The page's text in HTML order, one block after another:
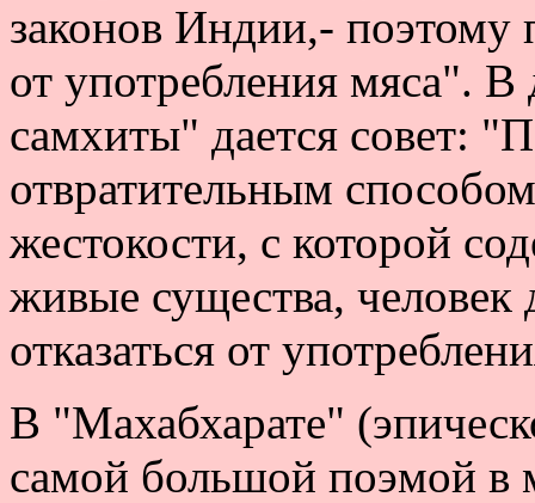
законов Индии,- поэтому
от употребления мяса".
самхиты" дается совет:
отвратительным
жестокости, с которой
живые существа, человек
отказаться от
В "Махабхарате"
самой большой поэмой в